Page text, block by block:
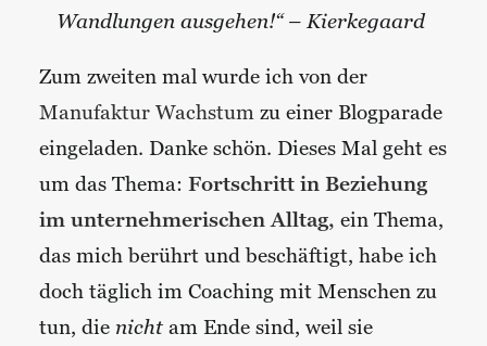
Wandlungen ausgehen!“ – Kierkegaard
Zum zweiten mal wurde ich von der
Manufaktur Wachstum zu einer Blogparade
eingeladen. Danke schön. Dieses Mal geht es
um das Thema: Fortschritt in Beziehung
im unternehmerischen Alltag, ein Thema,
das mich berührt und beschäftigt, habe ich
doch täglich im Coaching mit Menschen zu
tun, die nicht am Ende sind, weil sie